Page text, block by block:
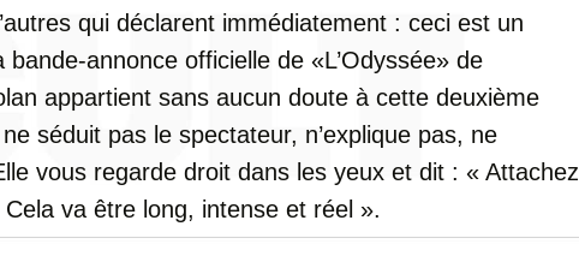
qui déclarent immédiatement : ceci est un
annonce officielle de «L’Odyssée» de
appartient sans aucun doute à cette deuxième
séduit pas le spectateur, n’explique pas, ne
vous regarde droit dans les yeux et dit : « Attachez
va être long, intense et réel ».